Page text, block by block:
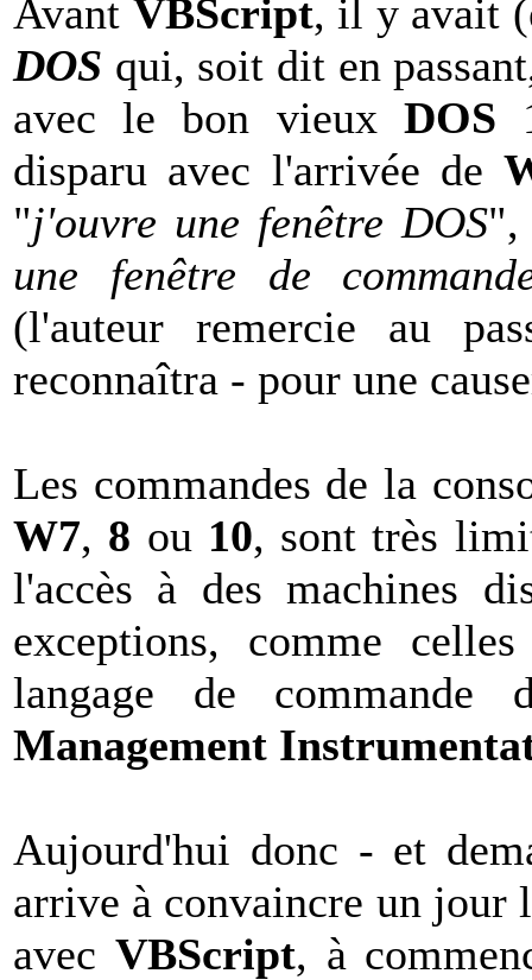
Avant VBScript, il y avait
DOS qui, soit dit en
avec le bon vieux DOS
disparu avec l'arrivée de
"j'ouvre une fenêtre DOS",
une fenêtre de
(l'auteur remercie au
reconnaîtra - pour une
Les commandes de la
W7, 8 ou 10, sont très
l'accès à des machines
exceptions, comme
langage de
Management
Aujourd'hui donc - et
arrive à convaincre un jour
avec VBScript, à